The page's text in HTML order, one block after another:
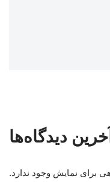
آخرین دیدگاه‌ها
برای نمایش وجود ندارد.